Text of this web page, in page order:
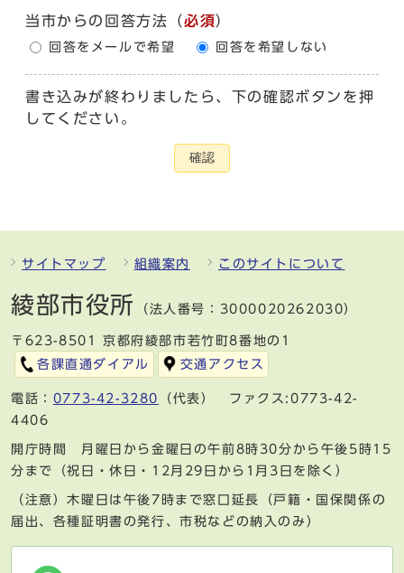
当市からの回答方法 （必須）
回答をメールで希望 回答を希望しない
書き込みが終わりましたら、下の確認ボタンを押
してください。
確認
サイトマップ 組織案内 このサイトについて
綾部市役所 （法人番号：3000020262030）
〒623-8501 京都府綾部市若竹町8番地の1
各課直通ダイアル
交通アクセス
電話： 0773-42-3280
（代表） ファクス:0773-42-
4406
開庁時間 月曜日から金曜日の午前8時30分から午後5時15
分まで（祝日・休日・12月29日から1月3日を除く）
（注意）木曜日は午後7時まで窓口延長（戸籍・国保関係の
届出、各種証明書の発行、市税などの納入のみ）